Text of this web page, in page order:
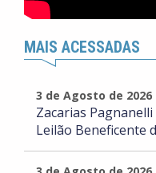
MAIS ACESSADAS
3 de Agosto de 2026
Zacarias
Leilão Beneficente